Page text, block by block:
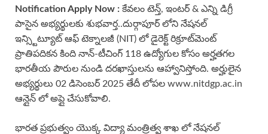
Notification Apply Now : కేవలం టెన్త్, ఇంటర్ & ఎన్ని డిగ్రీ
పాసైన అభ్యర్థులకు శుభవార్త..దుర్గాపూర్ లోని నేషనల్
ఇన్స్టిట్యూట్ ఆఫ్ టెక్నాలజీ (NIT) లో డైరెక్ట్ రిక్రూట్‌మెంట్
ప్రాతిపదికన కింది నాన్-టీచింగ్ 118 ఉద్యోగుల కోసం అర్హతగల
భారతీయ పౌరుల నుండి దరఖాస్తులను ఆహ్వానిస్తోంది. అర్హులైన
అభ్యర్థులు 02 డిసెంబర్ 2025 తేదీ లోపల www.nitdgp.ac.in
ఆన్లైన్ లో అప్లై చేసుకోవాలి.
భారత ప్రభుత్వం యొక్క విద్యా మంత్రిత్వ శాఖ లో నేషనల్